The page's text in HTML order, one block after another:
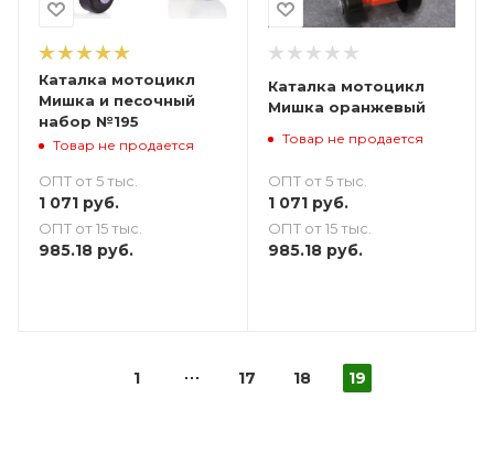
Каталка мотоцикл
Мишка и песочный
набор №195
Товар не продается
ОПТ от 5 тыс.
1 071 руб.
ОПТ от 15 тыс.
985.18 руб.
Каталка мотоцикл
Мишка оранжевый
Товар не продается
ОПТ от 5 тыс.
1 071руб.
ОПТ от 15 тыс.
985.18руб.
1 17 18 19